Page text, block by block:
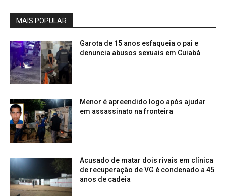
MAIS POPULAR
Garota de 15 anos esfaqueia o pai e
denuncia abusos sexuais em Cuiabá
Menor é apreendido logo após ajudar
em assassinato na fronteira
Acusado de matar dois rivais em clínica
de recuperação de VG é condenado a 45
anos de cadeia